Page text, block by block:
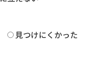
見つけにくかった